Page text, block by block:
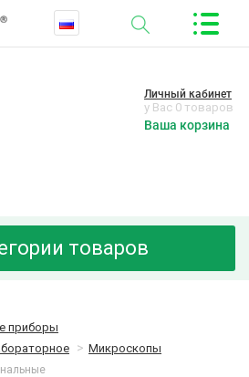
Личный кабинет
у Вас 0 товаров
Ваша корзина
товаров
приборы
Микроскопы